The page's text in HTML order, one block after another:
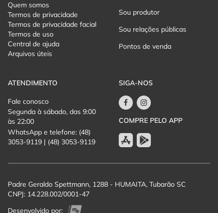
O ingresso de arquibancada para o desfile Cênico será de R$
100,00 por pessoa.
* Crianças até 12 anos, com documento oficial de identificação
pagam meia entrada na arquibancada R$ 50,00.
* A meia entrada para estudantes e pessoas com 60 anos ou
mais será de R$ 50,00 por pessoa, e será necessária
Quem somos
Termos de privacidade
Termos de privacidade facial
Termos de uso
Central de ajuda
Arquivos úteis
Sou produtor
Sou relações públicas
Pontos de venda
ATENDIMENTO
Fale conosco
Segunda à sábado, das 9:00
às 22:00
WhatsApp e telefone: (48)
3053-9119 | (48) 3053-9119
SIGA-NOS
COMPRE PELO APP
Desenvolvido por:
Padre Geraldo Spettmann, 1288 - HUMAITA, Tubarão SC
CNPJ: 14.228.002/0001-47